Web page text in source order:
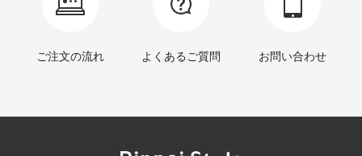
ご注文の流れ よくあるご質問 お問い合わせ